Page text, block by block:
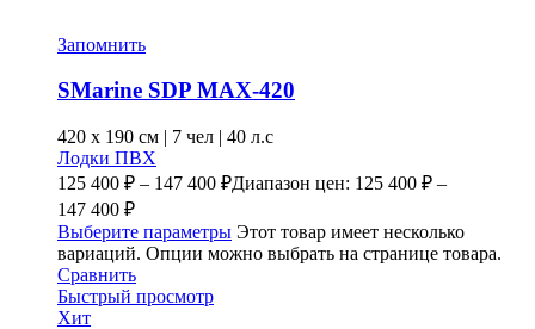
Запомнить
SMarine SDP MAX-420
420 x 190 см | 7 чел | 40 л.с
Лодки ПВХ
125 400 ₽ – 147 400 ₽Диапазон цен: 125 400 ₽ –
147 400 ₽
Выберите параметры Этот товар имеет несколько
вариаций. Опции можно выбрать на странице товара.
Сравнить
Быстрый просмотр
Хит